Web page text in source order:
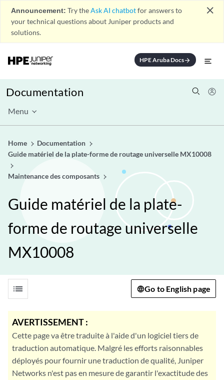
Announcement: Try theAsk AI chatbotfor answers to
your technical questions about Juniper products and
solutions.
close
HPE Aruba Docsarrow_forward
Documentation
Menu
Home
Documentation
Guide matériel de la plate-forme de routage universelle MX10008
Maintenance des composants
Guide matériel de la plate-
forme de routage universelle
MX10008
list Go to English page
AVERTISSEMENT :
Cette page va être traduite à l'aide d'un logiciel tiers de
traduction automatique. Malgré les efforts raisonnables
déployés pour fournir une traduction de qualité, Juniper
Networks n'est pas en mesure de garantir l'exactitude des